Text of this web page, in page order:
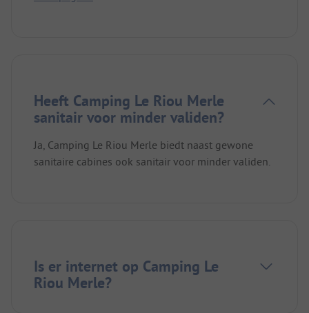
Heeft Camping Le Riou Merle
sanitair voor minder validen?
Ja, Camping Le Riou Merle biedt naast gewone
sanitaire cabines ook sanitair voor minder validen.
Is er internet op Camping Le
Riou Merle?